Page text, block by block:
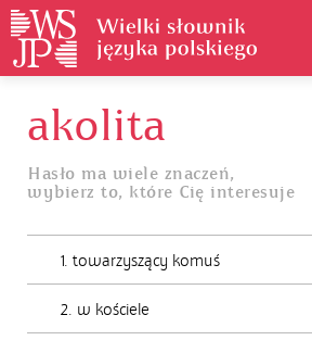
Jak korzystać
Podstawy naukowe
akolita
Hasło ma wiele znaczeń,
wybierz to, które Cię interesuje
1. towarzyszący komuś
2. w kościele